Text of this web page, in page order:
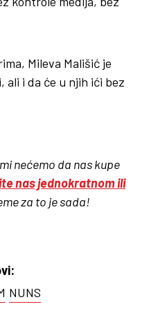
Mileva Mališić je
ali i da će u njih ići bez
nećemo da nas kupe
nas jednokratnom ili
za to je sada!
NUNS